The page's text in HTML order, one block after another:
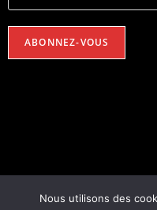
Copyright 2026 -
Nous utilisons des